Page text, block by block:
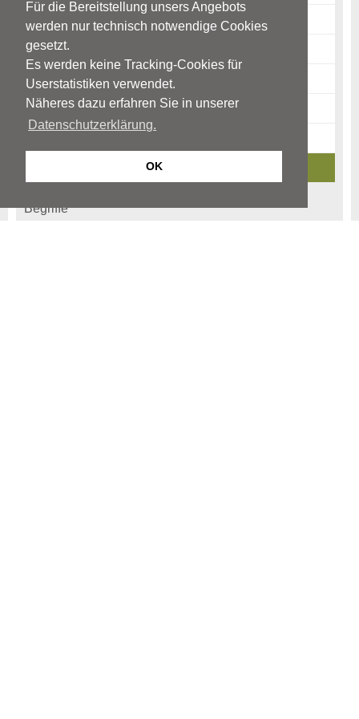
Für die Bereitstellung unsers Angebots
werden nur technisch notwendige Cookies
gesetzt.
Es werden keine Tracking-Cookies für
Userstatistiken verwendet.
Näheres dazu erfahren Sie in unserer
Datenschutzerklärung.
OK
Diagnostik
Therapie
Risikofaktoren
Warnzeichen
Begriffe